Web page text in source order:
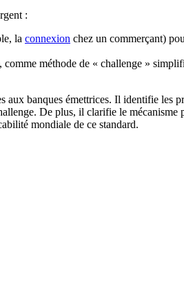
:
la connexion chez un commerçant)
méthode de « challenge »
banques émettrices. Il identifie les
De plus, il clarifie le mécanisme
mondiale de ce standard.